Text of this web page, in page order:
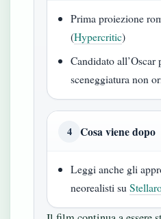
Prima proiezione
(Hypercritic)
Candidato
sceneggiatura non
4 Cosa viene dopo
Leggi anche gli
neorealisti su